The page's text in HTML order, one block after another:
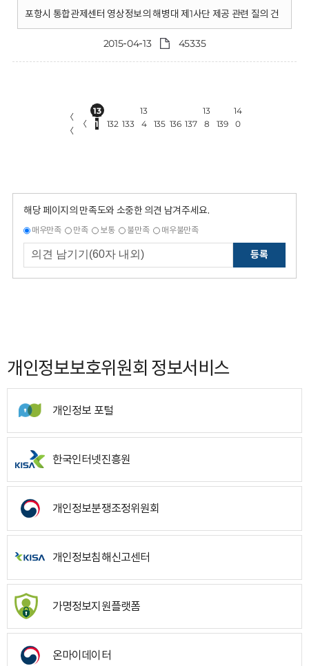
포항시 통합관제센터 영상정보의 해병대 제1사단 제공 관련 질의 건
2015-04-13 45335
〈
〈
〈
13
1
132 133
13
4
135 136 137
13
8
139
14
0
해당 페이지의 만족도와 소중한 의견 남겨주세요.
매우만족 만족 보통 불만족 매우불만족
등록
개인정보보호위원회 정보서비스
개인정보 포털
한국인터넷진흥원
개인정보분쟁조정위원회
개인정보침해신고센터
가명정보지원플랫폼
온마이데이터